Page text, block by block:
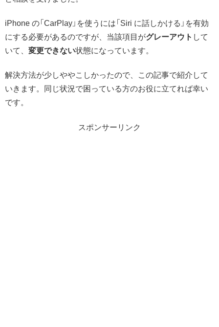
iPhone の「CarPlay」を使うには「Siri に話しかける」を有効
にする必要があるのですが、当該項目がグレーアウト して
いて、 変更できない状態になっています。
解決方法が少しややこしかったので、この記事で紹介して
いきます。同じ状況で困っている方のお役に立てれば幸い
です。
スポンサーリンク